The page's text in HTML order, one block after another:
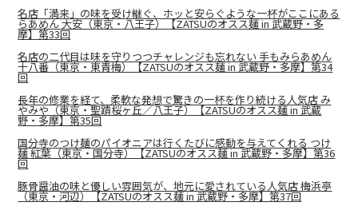
名店「満来」の味を受け継ぐ、ホッと安らぐような一杯がここにある
らあめん 大安（東京・八王子）【ZATSUのオスス麺 in 武蔵野・多
摩】第33回
名店の二代目は味を守りつつチャレンジも忘れない 手もみらあめん
十八番（東京・東青梅）【ZATSUのオスス麺 in 武蔵野・多摩】第34
回
長年の修業を経て、柔軟な発想で驚きの一杯を作り続ける人気店 み
やみや（東京・聖蹟桜ヶ丘／八王子）【ZATSUのオスス麺 in 武蔵
野・多摩】第35回
国分寺のつけ麺のパイオニアは行くたびに感動を与えてくれる つけ
麺 紅葉（東京・国分寺）【ZATSUのオスス麺 in 武蔵野・多摩】第36
回
豚骨醤油の味と優しい雰囲気が、地元に愛されている人気店 梅浜亭
（東京・河辺）【ZATSUのオスス麺 in 武蔵野・多摩】第37回